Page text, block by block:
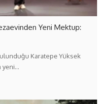
Yeni Mektup:
Karatepe Yüksek
yeni…